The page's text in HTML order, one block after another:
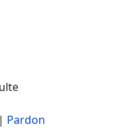
| Pardon